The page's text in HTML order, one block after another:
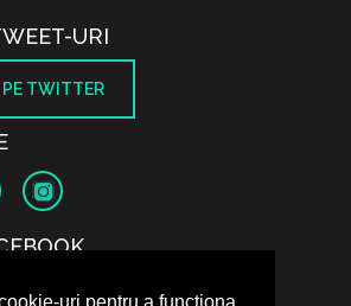
URI
PE TWITTER